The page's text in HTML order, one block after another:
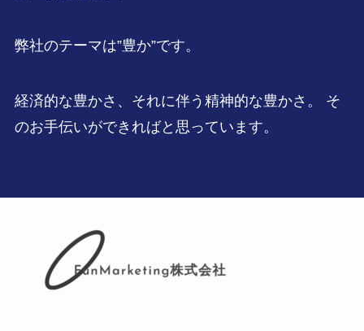
弊社のテーマは”豊か”です。
経済的な豊かさ、それに伴う精神的な豊かさ。 そ
のお手伝いができればと思っています。